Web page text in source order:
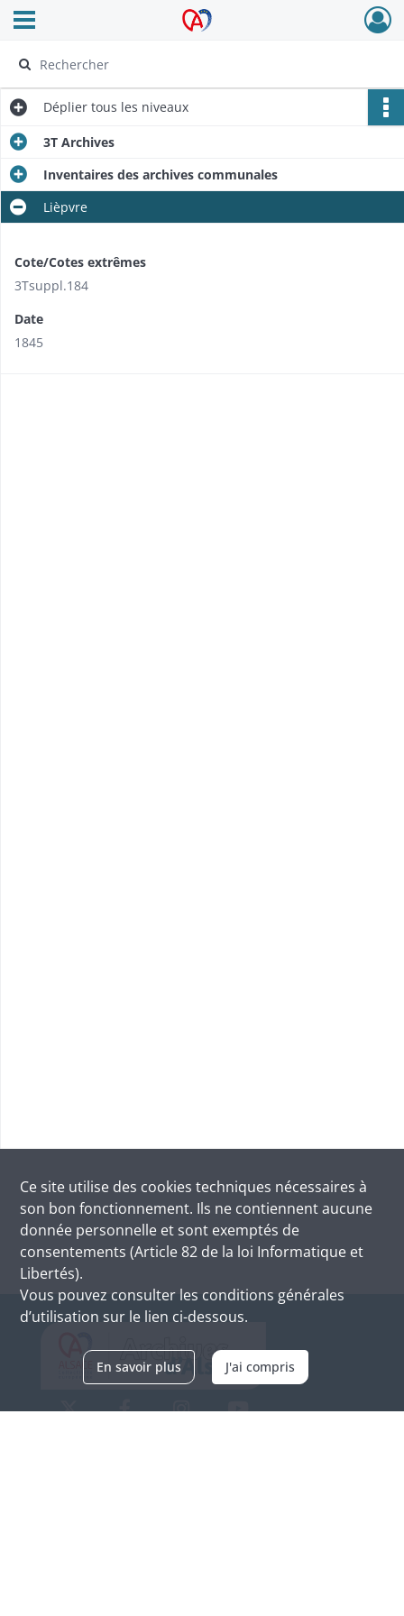
Archives Alsace - Colmar
Ouvrir le menu déroulant
Déplier tous les niveaux
3T Archives
Inventaires des archives communales
Lièpvre
Cote/Cotes extrêmes
3Tsuppl.184
Date
1845
Ce site utilise des cookies techniques nécessaires à
son bon fonctionnement. Ils ne contiennent aucune
donnée personnelle et sont exemptés de
consentements (Article 82 de la loi Informatique et
Libertés).
Vous pouvez consulter les conditions générales
d’utilisation sur le lien ci-dessous.
En savoir plus J'ai compris